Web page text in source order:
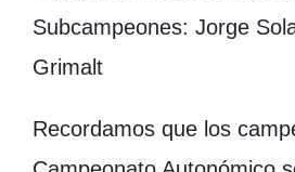
Subcampeones: Jorge
Grimalt
Recordamos que los